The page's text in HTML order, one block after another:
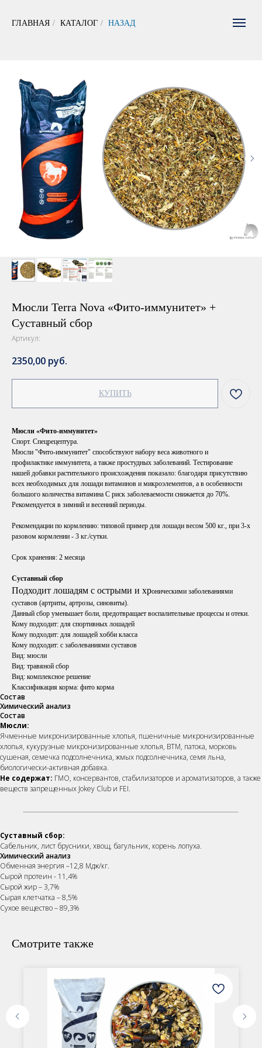
ГЛАВНАЯ / КАТАЛОГ / НАЗАД
Мюсли Terra Nova «Фито-иммунитет» +
Суставный сбор
Артикул:
2350,00 руб.
КУПИТЬ
Мюсли «Фито-иммунитет»
Спорт. Спецрецептура.
Мюсли "Фито-иммунитет" способствуют набору веса животного и
профилактике иммунитета, а также простудных заболеваний. Тестирование
нашей добавки растительного происхождения показало: благодаря присутствию
всех необходимых для лошади витаминов и микроэлементов, а в особенности
большого количества витамина С риск заболеваемости снижается до 70%.
Рекомендуется в зимний и весенний периоды.
Рекомендации по кормлению: типовой пример для лошади весом 500 кг., при 3-х
разовом кормлении - 3 кг./сутки.
Срок хранения: 2 месяца
Суставный сбор
Подходит лошадям с острыми и хроническими заболеваниями
суставов (артриты, артрозы, синовиты).
Данный сбор уменьшает боли, предотвращает воспалительные процессы и отеки.
Кому подходит: для спортивных лошадей
Кому подходит: для лошадей хобби класса
Кому подходит: с заболеваниями суставов
Вид: мюсли
Вид: травяной сбор
Вид: комплексное решение
Классификация корма: фито корма
Состав
Химический анализ
Состав
Мюсли:
Ячменные микронизированные хлопья, пшеничные микронизированные
хлопья, кукурузные микронизированные хлопья, ВТМ, патока, морковь
сушеная, семечка подсолнечника, жмых подсолнечника, семя льна,
биологически-активная добавка.
Не содержат: ГМО, консервантов, стабилизаторов и ароматизаторов, а также
веществ запрещенных Jokey Club и FEI.
Суставный сбор:
Сабельник, лист брусники, хвощ, багульник, корень лопуха.
Химический анализ
Обменная энергия –12,8 Мдж/кг.
Сырой протеин - 11,4%
Сырой жир – 3,7%
Сырая клетчатка – 8,5%
Сухое вещество – 89,3%
Смотрите также